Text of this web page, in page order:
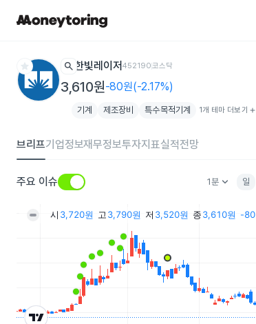
star search 한빛레이저 452190코스닥
3,610원-80원(-2.17%)
기계 제조장비 특수목적기계 1개 테마 더보기 add
브리프기업정보재무정보투자지표실적전망
주요 이슈 1분keyboard_arrow_down 일